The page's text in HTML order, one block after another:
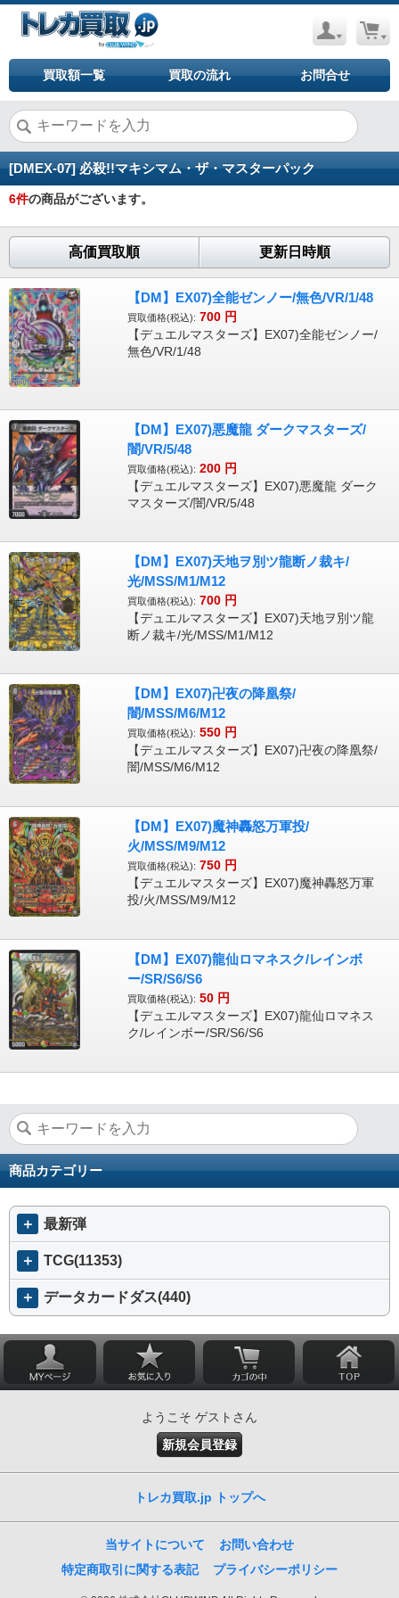
買取額一覧 買取の流れ お問合せ
[DMEX-07] 必殺!!マキシマム・ザ・マスターパック
6件の商品がございます。
高価買取順 更新日時順
【DM】EX07)全能ゼンノー/無色/VR/1/48
買取価格(税込): 700 円
【デュエルマスターズ】EX07)全能ゼンノー/
無色/VR/1/48
【DM】EX07)悪魔龍 ダークマスターズ/
闇/VR/5/48
買取価格(税込): 200 円
【デュエルマスターズ】EX07)悪魔龍 ダーク
マスターズ/闇/VR/5/48
【DM】EX07)天地ヲ別ツ龍断ノ裁キ/
光/MSS/M1/M12
買取価格(税込): 700 円
【デュエルマスターズ】EX07)天地ヲ別ツ龍
断ノ裁キ/光/MSS/M1/M12
【DM】EX07)卍夜の降凰祭/
闇/MSS/M6/M12
買取価格(税込): 550 円
【デュエルマスターズ】EX07)卍夜の降凰祭/
闇/MSS/M6/M12
【DM】EX07)魔神轟怒万軍投/
火/MSS/M9/M12
買取価格(税込): 750 円
【デュエルマスターズ】EX07)魔神轟怒万軍
投/火/MSS/M9/M12
【DM】EX07)龍仙ロマネスク/レインボ
ー/SR/S6/S6
買取価格(税込): 50 円
【デュエルマスターズ】EX07)龍仙ロマネス
ク/レインボー/SR/S6/S6
商品カテゴリー
＋ 最新弾
＋ TCG(11353)
＋ データカードダス(440)
ようこそ ゲストさん
新規会員登録
トレカ買取.jp トップへ
当サイトについて
お問い合わせ
特定商取引に関する表記
プライバシーポリシー